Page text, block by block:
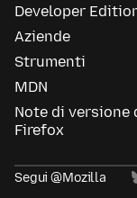
Developer
Aziende
Strumenti
MDN
Note di versione
Firefox
Segui @Mozilla